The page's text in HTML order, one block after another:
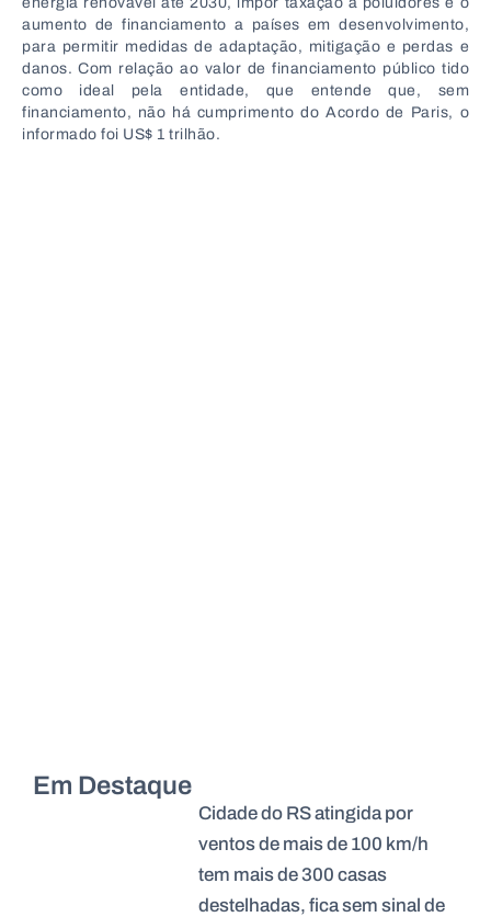
aumento de financiamento a países em desenvolvimento,
para permitir medidas de adaptação, mitigação e perdas e
danos. Com relação ao valor de financiamento público tido
como ideal pela entidade, que entende que, sem
financiamento, não há cumprimento do Acordo de Paris, o
informado foi US$ 1 trilhão.
Em Destaque
Cidade do RS atingida por
ventos de mais de 100 km/h
tem mais de 300 casas
destelhadas, fica sem sinal de